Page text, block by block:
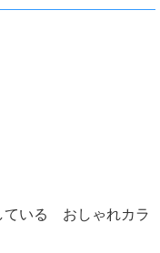
ている おしゃれカラ